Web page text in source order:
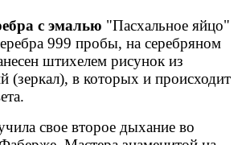
с эмалью "Пасхальное яйцо"
999 пробы, на серебряном
штихелем рисунок из
(зеркал), в которых и происходит
свое второе дыхание во